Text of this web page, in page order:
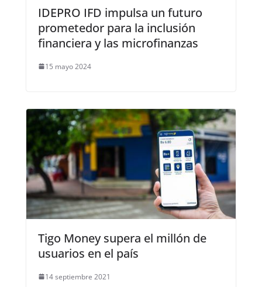
IDEPRO IFD impulsa un futuro
prometedor para la inclusión
financiera y las microfinanzas
15 mayo 2024
Tigo Money supera el millón de
usuarios en el país
14 septiembre 2021